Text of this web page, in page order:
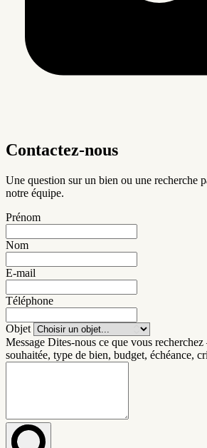
Contactez-nous
Une question sur un bien ou une recherche
notre équipe.
Prénom
Nom
E-mail
Téléphone
Objet
Message Dites-nous ce que vous
souhaitée, type de bien, budget, échéance,